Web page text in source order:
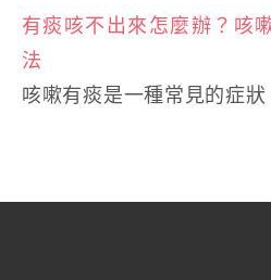
有痰咳不出來怎麼辦？咳
法
咳嗽有痰是一種常見的症